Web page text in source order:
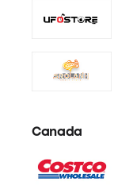
Canada